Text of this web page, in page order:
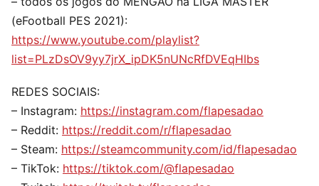
(eFootball PES 2021):
https://www.youtube.com/playlist?
list=PLzDsOV9yy7jrX_ipDK5nUNcRfDVEqHIbs
REDES SOCIAIS:
– Instagram: https://instagram.com/flapesadao
– Reddit: https://reddit.com/r/flapesadao
– Steam: https://steamcommunity.com/id/flapesadao
– TikTok: https://tiktok.com/@flapesadao